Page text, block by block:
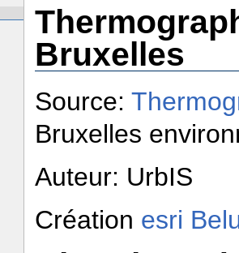
Bruxelles
Source:
Bruxelles
Auteur: UrbIS
Création esri